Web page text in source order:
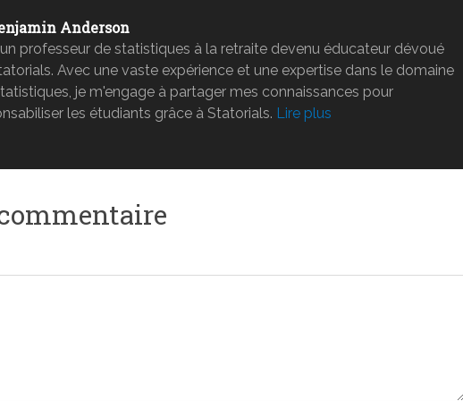
Anderson
professeur de statistiques à la retraite devenu éducateur dévoué
Avec une vaste expérience et une expertise dans le domaine
je m'engage à partager mes connaissances pour
les étudiants grâce à Statorials. Lire plus